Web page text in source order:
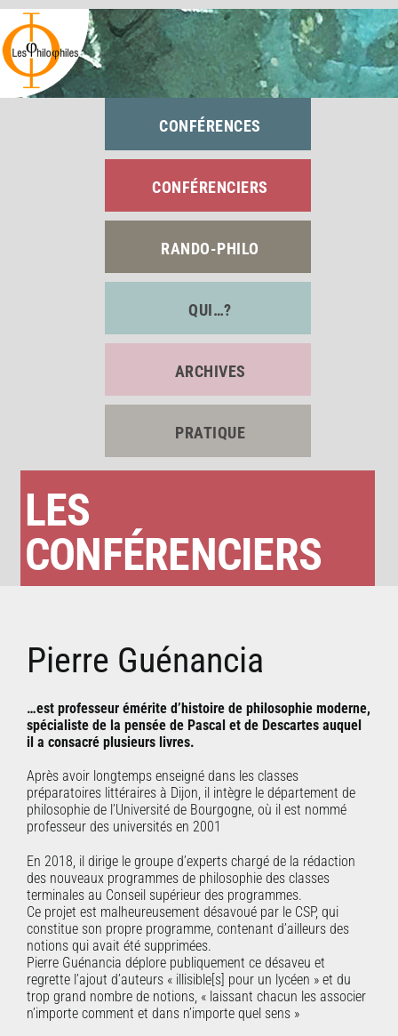
Passer
au
contenu
CONFÉRENCES
CONFÉRENCIERS
RANDO-PHILO
QUI…?
ARCHIVES
PRATIQUE
LES
CONFÉRENCIERS
Pierre Guénancia
…est professeur émérite d’histoire de philosophie moderne,
spécialiste de la pensée de Pascal et de Descartes auquel
il a consacré plusieurs livres.
Après avoir longtemps enseigné dans les classes
préparatoires littéraires à Dijon, il intègre le département de
philosophie de l’Université de Bourgogne, où il est nommé
professeur des universités en 2001
En 2018, il dirige le groupe d’experts chargé de la rédaction
des nouveaux programmes de philosophie des classes
terminales au Conseil supérieur des programmes.
Ce projet est malheureusement désavoué par le CSP, qui
constitue son propre programme, contenant d’ailleurs des
notions qui avait été supprimées.
Pierre Guénancia déplore publiquement ce désaveu et
regrette l’ajout d’auteurs « illisible[s] pour un lycéen » et du
trop grand nombre de notions, « laissant chacun les associer
n’importe comment et dans n’importe quel sens »